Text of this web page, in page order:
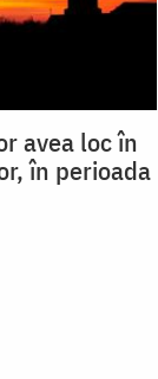
avea loc în
în perioada